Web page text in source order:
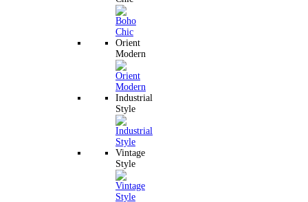
Orient
Modern
Industrial
Style
Vintage
Style